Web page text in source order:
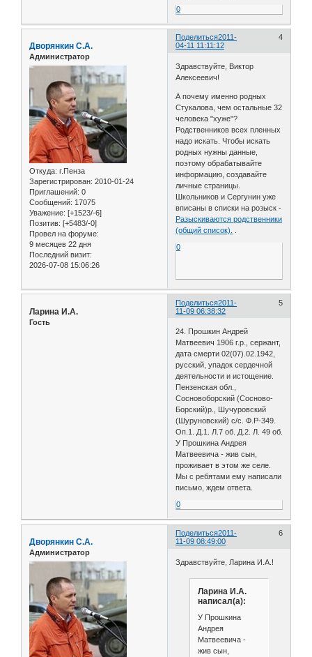
0
Поделиться 4
2011-
04-11 11:11:12
Дворянкин С.А.
Администратор
Откуда: г.Пенза
Зарегистрирован: 2010-01-24
Приглашений: 0
Сообщений: 17075
Уважение: [+1523/-6]
Позитив: [+5483/-0]
Провел на форуме:
9 месяцев 22 дня
Последний визит:
2026-07-08 15:06:26
Здравствуйте, Виктор
Алексеевич!
А почему именно родных
Стукалова, чем остальные 32
человека "хуже"?
Родственников всех пленных
надо искать. Чтобы искать
родных нужны данные,
поэтому обрабатывайте
информацию, создавайте
личные страницы.
Школьников и Сергунин уже
вписаны в списки на розыск -
Разыскиваются родственники
(общий список).
0
Поделиться 5
2011-
11-09 06:38:32
Ларина И.А.
Гость
24. Прошкин Андрей
Матвеевич 1906 г.р., сержант,
дата смерти 02(07).02.1942,
русский, упадок сердечной
деятельности и истощение.
Пензенская обл.,
Сосновоборский (Сосново-
Борский)р., Шучуровский
(Шуруновский) с/с. Ф.Р-349.
Оп.1. Д.1. Л.7 об. Д.2. Л. 49 об.
У Прошкина Андрея
Матвеевича - жив сын,
проживает в этом же селе.
Мы с ребятами ему написали
письмо, ждем ответа.
0
Поделиться 6
2011-
11-09 08:49:00
Дворянкин С.А.
Администратор
Здравствуйте, Ларина И.А.!
Ларина И.А.
написал(а):
У Прошкина
Андрея
Матвеевича -
жив сын,